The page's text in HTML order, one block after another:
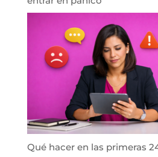
Qué hacer en las primeras